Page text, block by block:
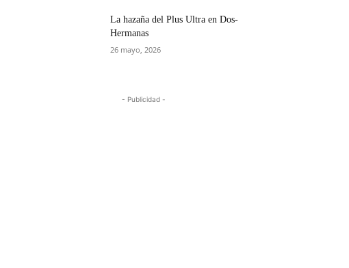
La hazaña del Plus Ultra en Dos-
Hermanas
26 mayo, 2026
- Publicidad -